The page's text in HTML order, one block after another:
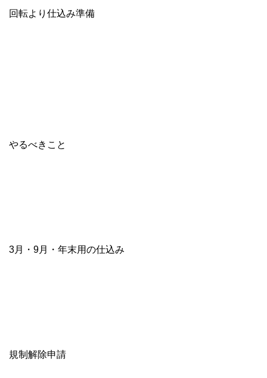
回転より仕込み準備
やるべきこと
3月・9月・年末用の仕込み
規制解除申請